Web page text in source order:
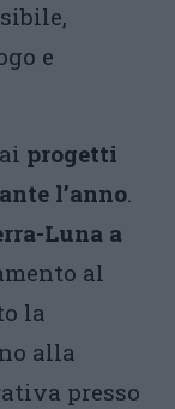
e
progetti
l’anno.
Luna a
al
la
alla
presso